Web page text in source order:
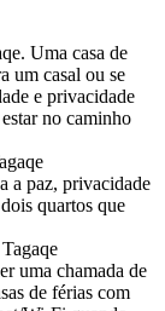
Uma casa de
um casal ou se
e privacidade
no caminho
a paz, privacidade
quartos que
uma chamada de
de férias com